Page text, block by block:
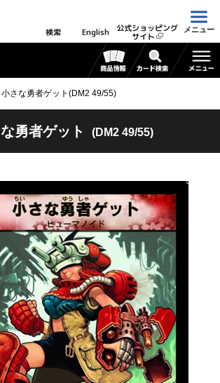
検索 English 公式ショッピング
サイト
メニュー
小さな勇者ゲット(DM2 49/55)
勇者ゲット (DM2 49/55)